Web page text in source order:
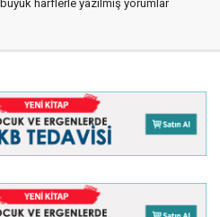
harflerle yazılmış yorumlar